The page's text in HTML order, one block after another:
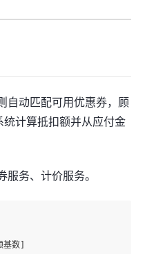
自动匹配可用优惠券，顾
计算抵扣额并从应付金
服务、计价服务。
数]